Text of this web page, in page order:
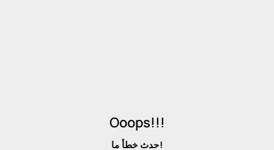
Ooops!!!
حدث خطأ ما!